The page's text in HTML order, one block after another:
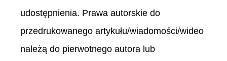
udostępnienia. Prawa autorskie do
przedrukowanego artykułu/wiadomości/wideo
należą do pierwotnego autora lub